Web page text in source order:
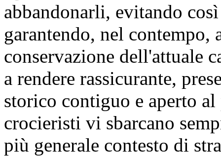
abbandonarli, evitando
garantendo, nel contempo,
conservazione dell'attuale
a rendere rassicurante,
storico contiguo e aperto
crocieristi vi sbarcano
più generale contesto di